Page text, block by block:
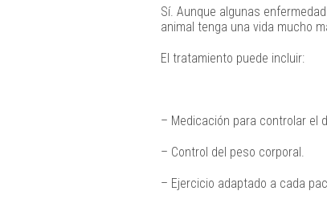
Sí. Aunque algunas
animal tenga una vida mucho
El tratamiento puede incluir:
– Medicación para controlar el
– Control del peso corporal.
– Ejercicio adaptado a cada